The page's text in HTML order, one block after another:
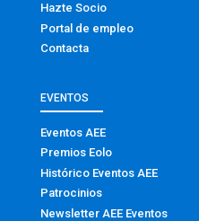
Hazte Socio
Portal de empleo
Contacta
EVENTOS
Eventos AEE
Premios Eolo
Histórico Eventos AEE
Patrocinios
Newsletter AEE Eventos